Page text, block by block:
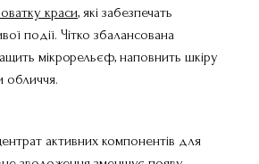
краси, які забезпечать
​​події. Чітко збалансована
мікрорельєф, наповнить шкіру
обличчя.
активних компонентів для